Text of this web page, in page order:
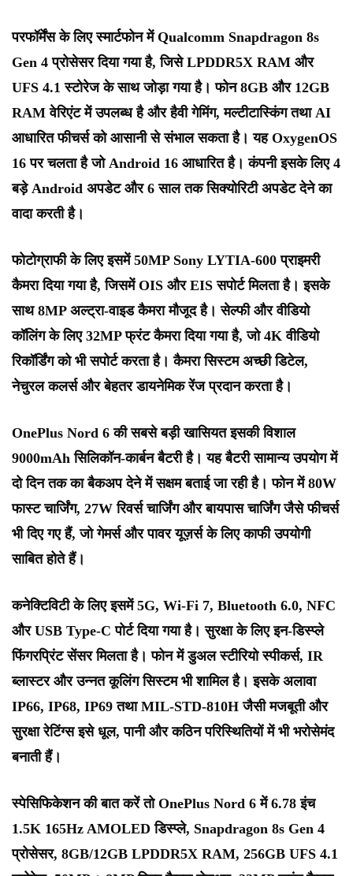
परफॉर्मेंस के लिए स्मार्टफोन में Qualcomm Snapdragon 8s
Gen 4 प्रोसेसर दिया गया है, जिसे LPDDR5X RAM और
UFS 4.1 स्टोरेज के साथ जोड़ा गया है। फोन 8GB और 12GB
RAM वेरिएंट में उपलब्ध है और हैवी गेमिंग, मल्टीटास्किंग तथा AI
आधारित फीचर्स को आसानी से संभाल सकता है। यह OxygenOS
16 पर चलता है जो Android 16 आधारित है। कंपनी इसके लिए 4
बड़े Android अपडेट और 6 साल तक सिक्योरिटी अपडेट देने का
वादा करती है।
फोटोग्राफी के लिए इसमें 50MP Sony LYTIA-600 प्राइमरी
कैमरा दिया गया है, जिसमें OIS और EIS सपोर्ट मिलता है। इसके
साथ 8MP अल्ट्रा-वाइड कैमरा मौजूद है। सेल्फी और वीडियो
कॉलिंग के लिए 32MP फ्रंट कैमरा दिया गया है, जो 4K वीडियो
रिकॉर्डिंग को भी सपोर्ट करता है। कैमरा सिस्टम अच्छी डिटेल,
नेचुरल कलर्स और बेहतर डायनेमिक रेंज प्रदान करता है।
OnePlus Nord 6 की सबसे बड़ी खासियत इसकी विशाल
9000mAh सिलिकॉन-कार्बन बैटरी है। यह बैटरी सामान्य उपयोग में
दो दिन तक का बैकअप देने में सक्षम बताई जा रही है। फोन में 80W
फास्ट चार्जिंग, 27W रिवर्स चार्जिंग और बायपास चार्जिंग जैसे फीचर्स
भी दिए गए हैं, जो गेमर्स और पावर यूज़र्स के लिए काफी उपयोगी
साबित होते हैं।
कनेक्टिविटी के लिए इसमें 5G, Wi-Fi 7, Bluetooth 6.0, NFC
और USB Type-C पोर्ट दिया गया है। सुरक्षा के लिए इन-डिस्प्ले
फिंगरप्रिंट सेंसर मिलता है। फोन में डुअल स्टीरियो स्पीकर्स, IR
ब्लास्टर और उन्नत कूलिंग सिस्टम भी शामिल है। इसके अलावा
IP66, IP68, IP69 तथा MIL-STD-810H जैसी मजबूती और
सुरक्षा रेटिंग्स इसे धूल, पानी और कठिन परिस्थितियों में भी भरोसेमंद
बनाती हैं।
स्पेसिफिकेशन की बात करें तो OnePlus Nord 6 में 6.78 इंच
1.5K 165Hz AMOLED डिस्प्ले, Snapdragon 8s Gen 4
प्रोसेसर, 8GB/12GB LPDDR5X RAM, 256GB UFS 4.1